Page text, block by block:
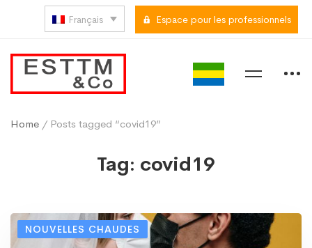
Français Espace pour les professionnels
Tag: covid19
Home / Posts tagged “covid19”
NOUVELLES CHAUDES